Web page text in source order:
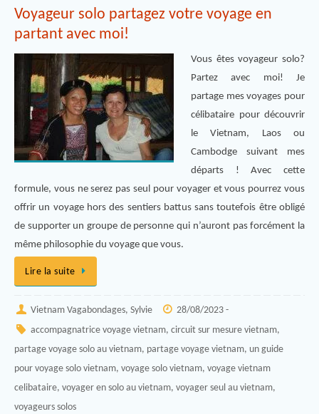
Voyageur solo partagez votre voyage en
partant avec moi!
Vous êtes voyageur solo?
Partez avec moi! Je
partage mes voyages pour
célibataire pour découvrir
le Vietnam, Laos ou
Cambodge suivant mes
départs ! Avec cette
formule, vous ne serez pas seul pour voyager et vous pourrez vous
offrir un voyage hors des sentiers battus sans toutefois être obligé
de supporter un groupe de personne qui n’auront pas forcément la
même philosophie du voyage que vous.
Lire la suite
Vietnam Vagabondages, Sylvie 28/08/2023 -
accompagnatrice voyage vietnam, circuit sur mesure vietnam,
partage voyage solo au vietnam, partage voyage vietnam, un guide
pour voyage solo vietnam, voyage solo vietnam, voyage vietnam
celibataire, voyager en solo au vietnam, voyager seul au vietnam,
voyageurs solos